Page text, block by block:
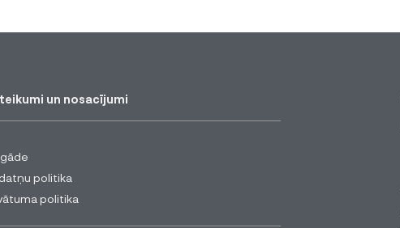
un nosacījumi
politika
politika